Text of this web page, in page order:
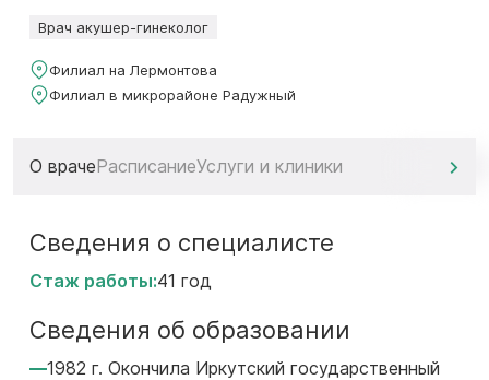
Врач акушер-гинеколог
Филиал на Лермонтова
Филиал в микрорайоне Радужный
О врачеРасписаниеУслуги и клиники
Сведения о специалисте
Стаж работы:41 год
Сведения об образовании
1982 г. Окончила Иркутский государственный